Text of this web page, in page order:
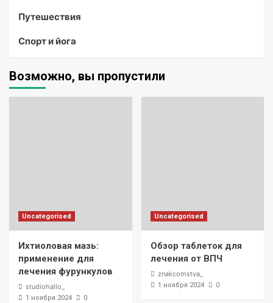
Путешествия
Спорт и йога
Возможно, вы пропустили
Uncategorised
Ихтиоловая мазь:
применение для
лечения фурункулов
studiohallo_
1 ноября 2024 0
Uncategorised
Обзор таблеток для
лечения от ВПЧ
znakcomstva_
1 ноября 2024 0